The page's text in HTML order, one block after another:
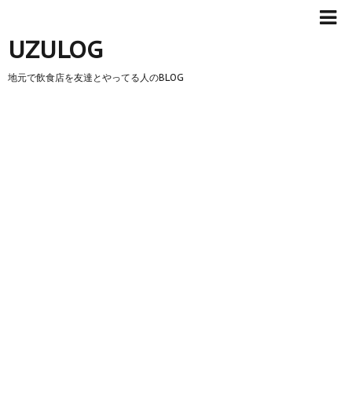
UZULOG
地元で飲食店を友達とやってる人のBLOG